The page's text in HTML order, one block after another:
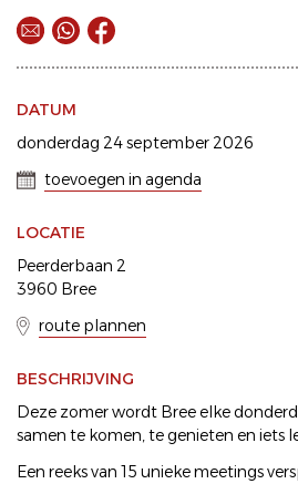
DATUM
donderdag 24 september 2026
toevoegen in agenda
LOCATIE
Peerderbaan 2
3960 Bree
route plannen
BESCHRIJVING
Deze zomer wordt Bree elke
samen te komen, te genieten en iets
Een reeks van 15 unieke meetings